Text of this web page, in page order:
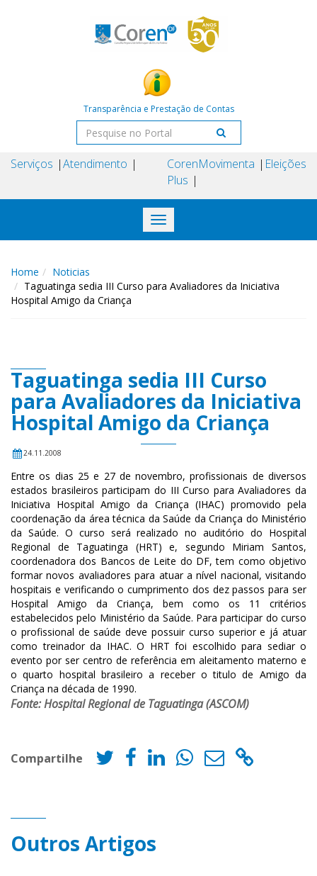
Transparência e Prestação de Contas
Serviços Atendimento
Coren
Plus
Movimenta Eleições
Toggle
navigation
Home
Noticias
Taguatinga sedia III Curso para Avaliadores da Iniciativa
Hospital Amigo da Criança
Taguatinga sedia III Curso
para Avaliadores da Iniciativa
Hospital Amigo da Criança
24.11.2008
Entre os dias 25 e 27 de novembro, profissionais de diversos
estados brasileiros participam do III Curso para Avaliadores da
Iniciativa Hospital Amigo da Criança (IHAC) promovido pela
coordenação da área técnica da Saúde da Criança do Ministério
da Saúde. O curso será realizado no auditório do Hospital
Regional de Taguatinga (HRT) e, segundo Miriam Santos,
coordenadora dos Bancos de Leite do DF, tem como objetivo
formar novos avaliadores para atuar a nível nacional, visitando
hospitais e verificando o cumprimento dos dez passos para ser
Hospital Amigo da Criança, bem como os 11 critérios
estabelecidos pelo Ministério da Saúde. Para participar do curso
o profissional de saúde deve possuir curso superior e já atuar
como treinador da IHAC. O HRT foi escolhido para sediar o
evento por ser centro de referência em aleitamento materno e
o quarto hospital brasileiro a receber o titulo de Amigo da
Criança na década de 1990.
Fonte: Hospital Regional de Taguatinga (ASCOM)
Compartilhe
Outros Artigos